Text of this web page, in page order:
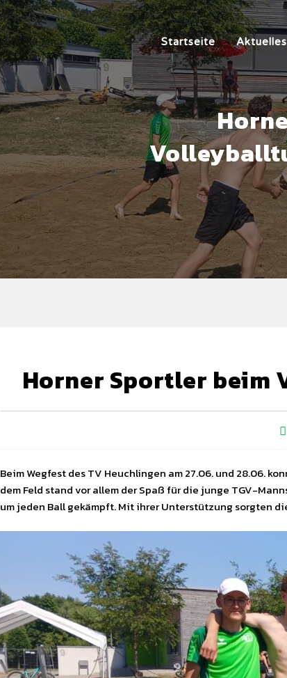
Startseite Aktuelles
Horner Sportler
Beim Wegfest des TV Heuchlingen am 27.06. und 28.06.
dem Feld stand vor allem der Spaß für die junge TGV-
um jeden Ball gekämpft. Mit ihrer Unterstützung sorgten